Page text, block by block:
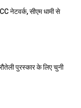
नेटवर्क, सीएम धामी से
पुरस्कार के लिए चुनी